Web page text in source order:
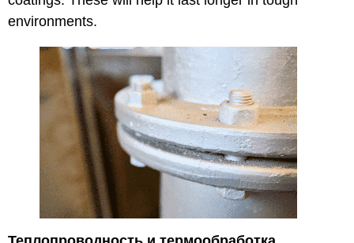
environments.